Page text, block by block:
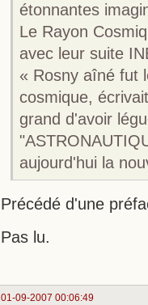
étonnantes
Le Rayon
avec leur suite
« Rosny aîné fut
cosmique,
grand d'avoir
aujourd'hui la
Précédé d'une
Pas lu.
01-09-2007 00:06:49